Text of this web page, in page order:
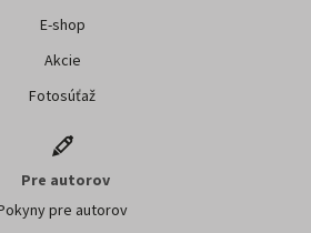
E-shop
Akcie
Fotosúťaž
Pre autorov
pre autorov